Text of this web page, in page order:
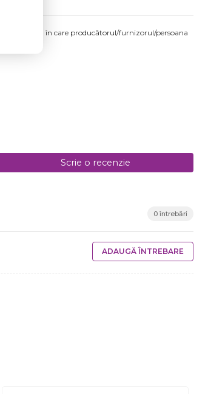
fi acelea în care producătorul/furnizorul/persoana
fizic.
Scrie o recenzie
0 întrebări
ADAUGĂ ÎNTREBARE